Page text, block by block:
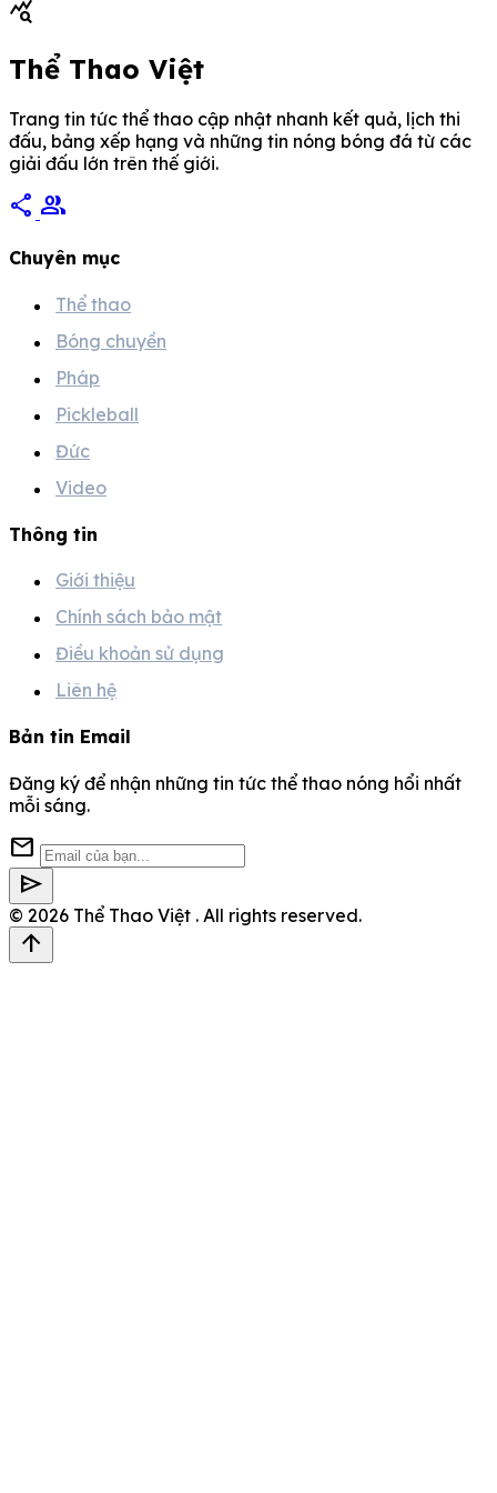
Người […]
query_stats
Thể Thao Việt
Trang tin tức thể thao cập nhật nhanh kết quả, lịch thi
đấu, bảng xếp hạng và những tin nóng bóng đá từ các
giải đấu lớn trên thế giới.
share group
Chuyên mục
Thể thao
Bóng chuyền
Pháp
Pickleball
Đức
Video
Thông tin
Giới thiệu
Chính sách bảo mật
Điều khoản sử dụng
Liên hệ
Bản tin Email
Đăng ký để nhận những tin tức thể thao nóng hổi nhất
mỗi sáng.
mail
send
© 2026 Thể Thao Việt . All rights reserved.
arrow_upward